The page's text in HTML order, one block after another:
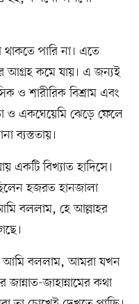
পারি না। এতে
আগ্রহ কমে যায়। এ জন্যই
ও শারীরিক বিশ্রাম এবং
ও একঘেয়েমি ঝেড়ে ফেলে
ব্যস্ততায়।
একটি বিখ্যাত হাদিসে।
হজরত হানজালা
বললাম, হে আল্লাহর
আমি বললাম, আমরা যখন
জাহান্নামের কথা